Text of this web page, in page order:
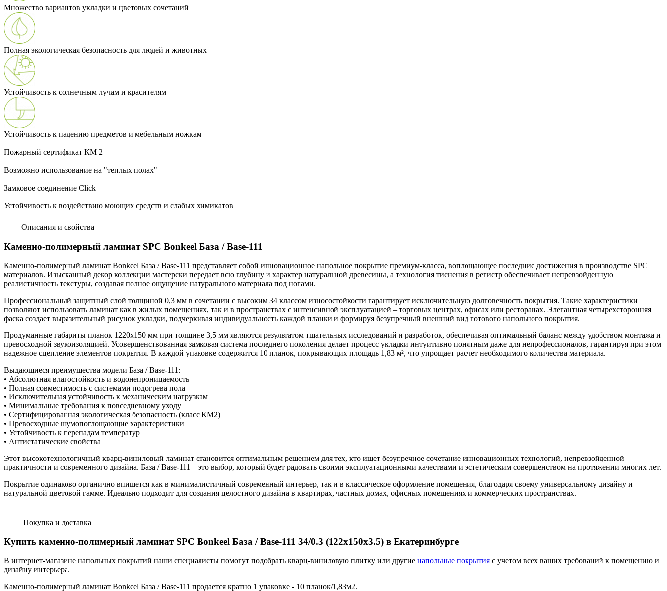
Множество вариантов укладки и цветовых сочетаний
Полная экологическая безопасность для людей и животных
Устойчивость к солнечным лучам и красителям
Устойчивость к падению предметов и мебельным ножкам
Пожарный сертификат КМ 2
Возможно использование на "теплых полах"
Замковое соединение Click
Устойчивость к воздействию моющих средств и слабых химикатов
Описания и свойства
Каменно-полимерный ламинат SPC Bonkeel База / Base-111
Каменно-полимерный ламинат Bonkeel База / Base-111 представляет собой инновационное напольное покрытие премиум-класса, воплощающее последние достижения в производстве SPC
материалов. Изысканный декор коллекции мастерски передает всю глубину и характер натуральной древесины, а технология тиснения в регистр обеспечивает непревзойденную
реалистичность текстуры, создавая полное ощущение натурального материала под ногами.
Профессиональный защитный слой толщиной 0,3 мм в сочетании с высоким 34 классом износостойкости гарантирует исключительную долговечность покрытия. Такие характеристики
позволяют использовать ламинат как в жилых помещениях, так и в пространствах с интенсивной эксплуатацией – торговых центрах, офисах или ресторанах. Элегантная четырехсторонняя
фаска создает выразительный рисунок укладки, подчеркивая индивидуальность каждой планки и формируя безупречный внешний вид готового напольного покрытия.
Продуманные габариты планок 1220х150 мм при толщине 3,5 мм являются результатом тщательных исследований и разработок, обеспечивая оптимальный баланс между удобством монтажа и
превосходной звукоизоляцией. Усовершенствованная замковая система последнего поколения делает процесс укладки интуитивно понятным даже для непрофессионалов, гарантируя при этом
надежное сцепление элементов покрытия. В каждой упаковке содержится 10 планок, покрывающих площадь 1,83 м², что упрощает расчет необходимого количества материала.
Выдающиеся преимущества модели База / Base-111:
• Абсолютная влагостойкость и водонепроницаемость
• Полная совместимость с системами подогрева пола
• Исключительная устойчивость к механическим нагрузкам
• Минимальные требования к повседневному уходу
• Сертифицированная экологическая безопасность (класс КМ2)
• Превосходные шумопоглощающие характеристики
• Устойчивость к перепадам температур
• Антистатические свойства
Этот высокотехнологичный кварц-виниловый ламинат становится оптимальным решением для тех, кто ищет безупречное сочетание инновационных технологий, непревзойденной
практичности и современного дизайна. База / Base-111 – это выбор, который будет радовать своими эксплуатационными качествами и эстетическим совершенством на протяжении многих лет.
Покрытие одинаково органично впишется как в минималистичный современный интерьер, так и в классическое оформление помещения, благодаря своему универсальному дизайну и
натуральной цветовой гамме. Идеально подходит для создания целостного дизайна в квартирах, частных домах, офисных помещениях и коммерческих пространствах.
Покупка и доставка
Купить каменно-полимерный ламинат SPC Bonkeel База / Base-111 34/0.3 (122x150х3.5) в Екатеринбурге
В интернет-магазине напольных покрытий наши специалисты помогут подобрать кварц-виниловую плитку или другие напольные покрытия с учетом всех ваших требований к помещению и
дизайну интерьера.
Каменно-полимерный ламинат Bonkeel База / Base-111 продается кратно 1 упаковке - 10 планок/1,83м2.